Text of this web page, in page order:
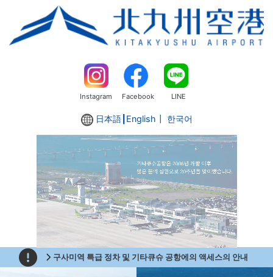
Instagram Facebook LINE
日本語┃ English ┃ 한국어
구사미역 특급 정차 및 기타큐슈 공항에의 액세스의 안내